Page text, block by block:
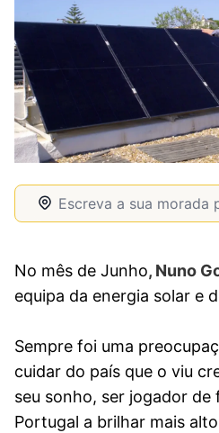
No mês de Junho, Nuno
equipa da energia solar e
Sempre foi uma
cuidar do país que o viu
seu sonho, ser jogador de
Portugal a brilhar mais